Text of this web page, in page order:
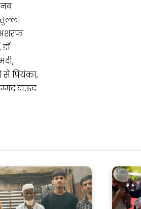
अशरफ
प्रियंका,
दाऊद